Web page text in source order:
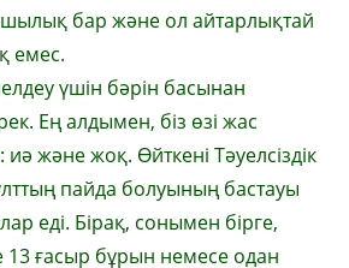
бар және ол ай­тар­лықтай
емес.
үшін бәрін ба­сы­нан
Ең алдымен, біз өзі жас
және жоқ. Өйт­кені Тәуелсіздік
пай­да болуының бастауы
еді. Бірақ, сонымен бірге,
13 ғасыр бұрын немесе одан